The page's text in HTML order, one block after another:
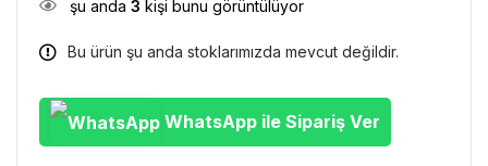
şu anda 3 kişi bunu görüntülüyor
Bu ürün şu anda stoklarımızda mevcut değildir.
WhatsApp ile Sipariş Ver